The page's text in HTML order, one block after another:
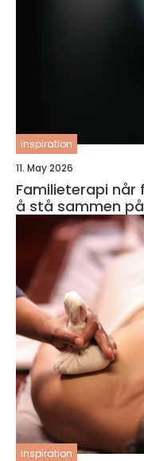
inspiration
11. May 2026
Familieterapi når familien trenger nye måter
å stå sammen på
inspiration